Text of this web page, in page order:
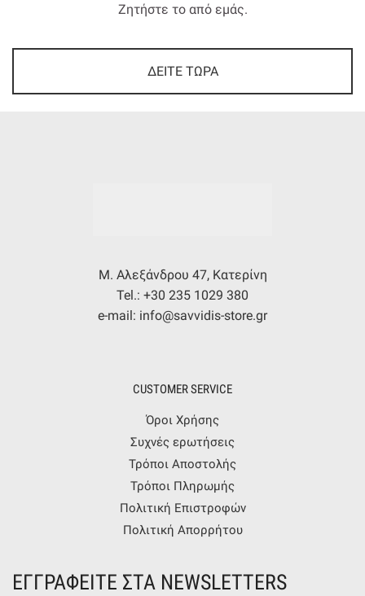
Ζητήστε το από εμάς.
ΔΕΙΤΕ ΤΩΡΑ
Μ. Αλεξάνδρου 47, Κατερίνη
Tel.: +30 235 1029 380
e-mail: info@savvidis-store.gr
CUSTOMER SERVICE
Όροι Χρήσης
Συχνές ερωτήσεις
Τρόποι Αποστολής
Τρόποι Πληρωμής
Πολιτική Επιστροφών
Πολιτική Απορρήτου
ΕΓΓΡΑΦΕΙΤΕ ΣΤΑ NEWSLETTERS